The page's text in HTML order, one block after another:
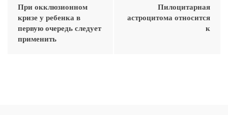
При окклюзионном
кризе у ребенка в
первую очередь следует
применить
Пилоцитарная
астроцитома относится
к